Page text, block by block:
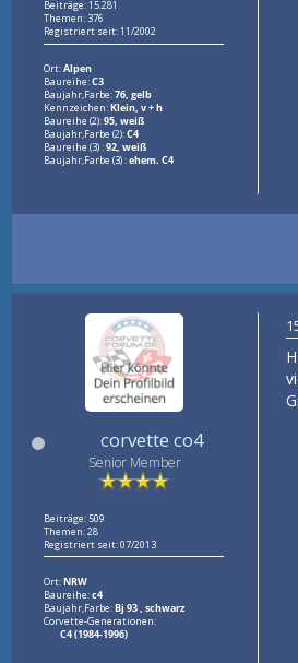
Beiträge: 15.281
Themen: 376
Registriert seit: 11/2002
Ort:Alpen
Baureihe:C3
Baujahr,Farbe:76, gelb
Kennzeichen:Klein, v + h
Baureihe (2):95, weiß
Baujahr,Farbe (2):C4
Baureihe (3) :92, weiß
Baujahr,Farbe (3) :ehem. C4
corvette co4
Senior Member
Beiträge: 509
Themen: 28
Registriert seit: 07/2013
Ort:NRW
Baureihe:c4
Baujahr,Farbe:Bj 93 , schwarz
Corvette-Generationen:
C4 (1984-1996)